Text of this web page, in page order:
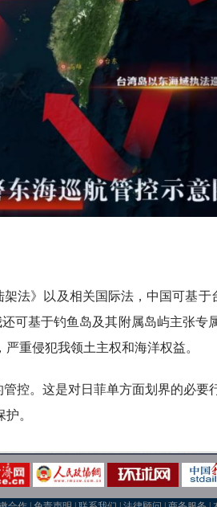
法》以及相关国际法，中国可基
可基于钓鱼岛及其附属岛屿主张
重侵犯我领土主权和海洋权益。
控。这是对日菲单方面划界的必
。